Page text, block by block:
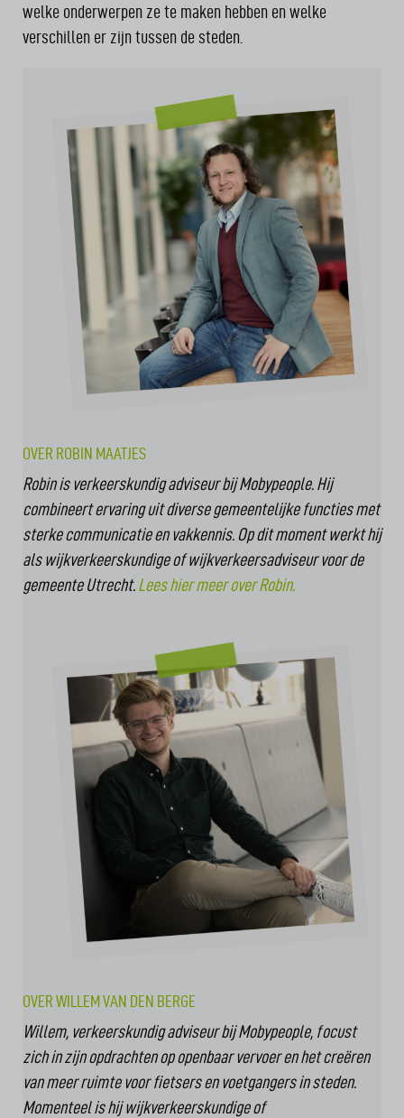
welke onderwerpen ze te maken hebben en welke
verschillen er zijn tussen de steden.
OVER ROBIN MAATJES
Robin is verkeerskundig adviseur bij Mobypeople. Hij
combineert ervaring uit diverse gemeentelijke functies met
sterke communicatie en vakkennis. Op dit moment werkt hij
als wijkverkeerskundige of wijkverkeersadviseur voor de
gemeente Utrecht.Lees hier meer over Robin.
OVER WILLEM VAN DEN BERGE
Willem, verkeerskundig adviseur bij Mobypeople, focust
zich in zijn opdrachten op openbaar vervoer en het creëren
van meer ruimte voor fietsers en voetgangers in steden.
Momenteel is hij wijkverkeerskundige of